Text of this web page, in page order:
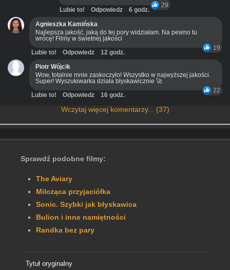
29
Lubie to! Odpowiedz
6 godz.
Agnieszka Kamińska
Najlepsza jakość, jaką do tej pory widziałam. Na pewno tu
wrócę! Filmy w świetnej jakości
19
Lubie to! Odpowiedz
12 godz.
Piotr Wójcik
Wow, totalnie mnie zaskoczyło! Wszystko w najwyższej jakości.
Super! Wyszukiwarka działa błyskawicznie 🚀
22
Lubie to! Odpowiedz 16 godz.
Wczytaj więcej komentarzy... (37)
Sprawdź podobne filmy:
The Aviary
Milcząca przyjaciółka
Sonic. Szybki jak błyskawica
Bulion i inne namiętności
Randka bez pary
Tytuł oryginalny